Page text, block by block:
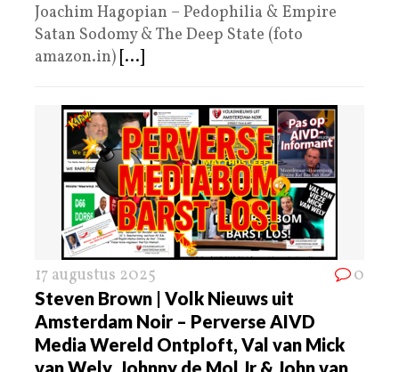
Joachim Hagopian – Pedophilia & Empire
Satan Sodomy & The Deep State (foto
amazon.in) [...]
17 augustus 2025 0
Steven Brown | Volk Nieuws uit
Amsterdam Noir – Perverse AIVD
Media Wereld Ontploft, Val van Mick
van Wely, Johnny de Mol Jr & John van